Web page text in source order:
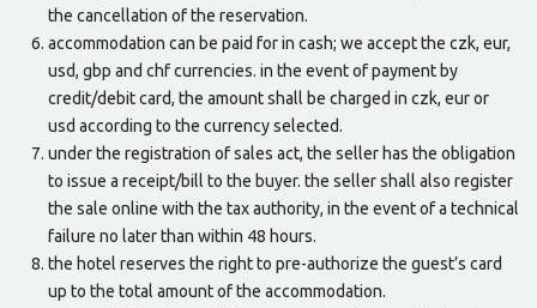
the cancellation of the reservation.
accommodation can be paid for in cash; we accept the czk, eur,
usd, gbp and chf currencies. in the event of payment by
credit/debit card, the amount shall be charged in czk, eur or
usd according to the currency selected.
under the registration of sales act, the seller has the obligation
to issue a receipt/bill to the buyer. the seller shall also register
the sale online with the tax authority, in the event of a technical
failure no later than within 48 hours.
the hotel reserves the right to pre-authorize the guest’s card
up to the total amount of the accommodation.